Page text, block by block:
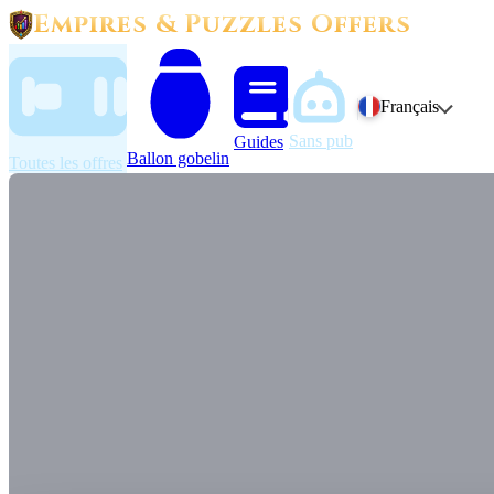
Empires & Puzzles Offers
Toutes les offres Ballon gobelin
Guides Sans pub
Français